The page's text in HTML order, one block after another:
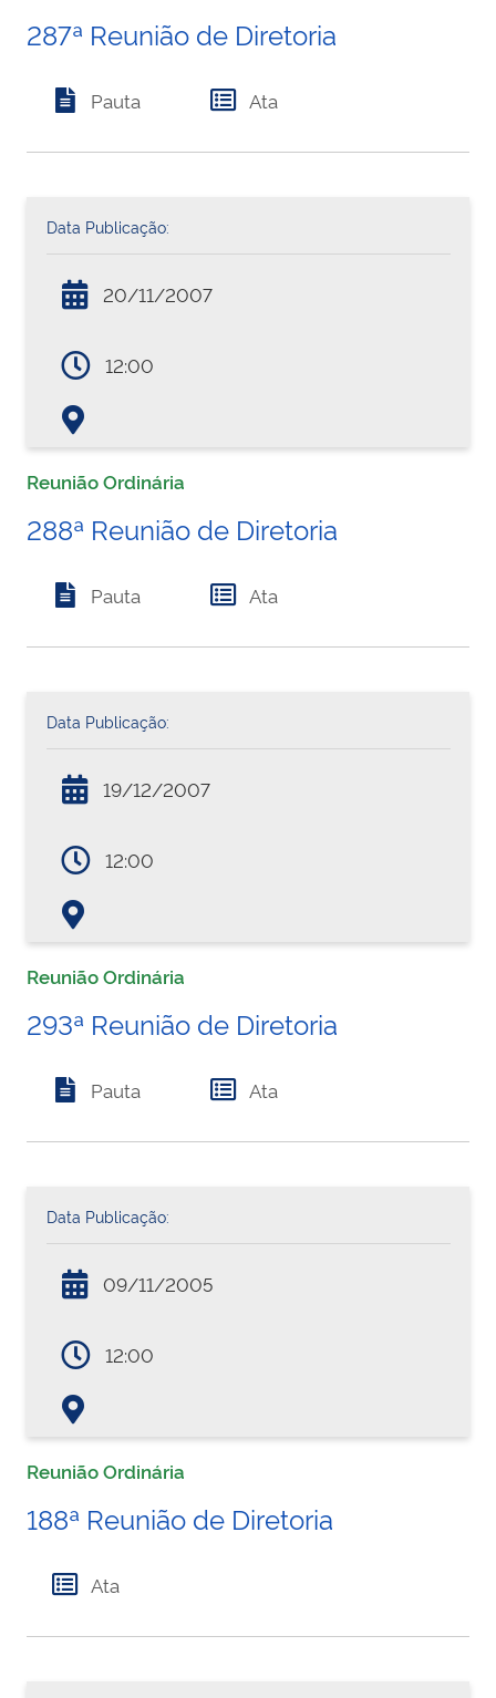
287ª Reunião de Diretoria
Pauta Ata
Data Publicação:
20/11/2007
12:00
Reunião Ordinária
288ª Reunião de Diretoria
Pauta Ata
Data Publicação:
19/12/2007
12:00
Reunião Ordinária
293ª Reunião de Diretoria
Pauta Ata
Data Publicação:
09/11/2005
12:00
Reunião Ordinária
188ª Reunião de Diretoria
Ata